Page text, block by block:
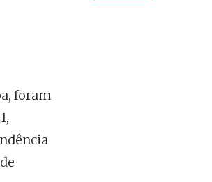
foram